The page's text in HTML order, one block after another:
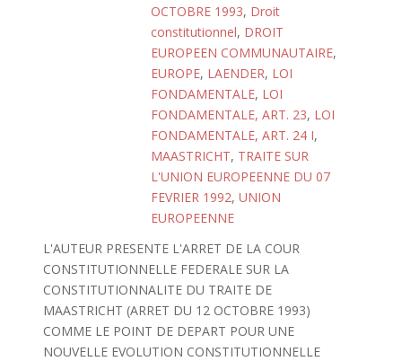
OCTOBRE 1993, Droit
constitutionnel, DROIT
EUROPEEN COMMUNAUTAIRE,
EUROPE, LAENDER, LOI
FONDAMENTALE, LOI
FONDAMENTALE, ART. 23, LOI
FONDAMENTALE, ART. 24 I,
MAASTRICHT, TRAITE SUR
L'UNION EUROPEENNE DU 07
FEVRIER 1992, UNION
EUROPEENNE
L'AUTEUR PRESENTE L'ARRET DE LA COUR
CONSTITUTIONNELLE FEDERALE SUR LA
CONSTITUTIONNALITE DU TRAITE DE
MAASTRICHT (ARRET DU 12 OCTOBRE 1993)
COMME LE POINT DE DEPART POUR UNE
NOUVELLE EVOLUTION CONSTITUTIONNELLE